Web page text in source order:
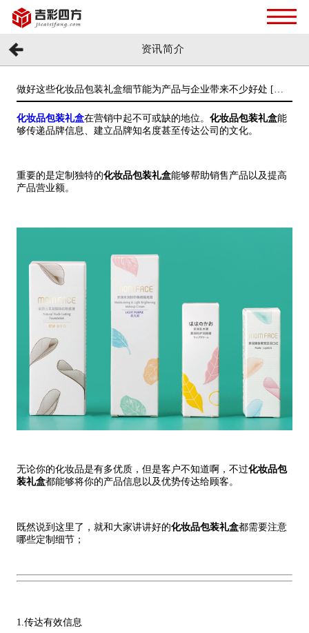
资讯简介
做好这些化妆品包装礼盒细节能为产品与企业带来不少好处 [吉
彩四方]
化妆品包装礼盒在营销中起不可或缺的地位。 化妆品包装礼盒能
够传递品牌信息、建立品牌知名度甚至传达公司的文化。
重要的是定制独特的化妆品包装礼盒能够帮助销售产品以及提高
产品营业额。
无论你的化妆品是有多优质，但是客户不知道啊，不过化妆品包
装礼盒都能够将你的产品信息以及优势传达给顾客。
既然说到这里了，就和大家讲讲好的化妆品包装礼盒都需要注意
哪些定制细节；
1.传达有效信息